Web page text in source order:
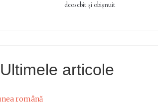
deosebit și obișnuit
Ultimele articole